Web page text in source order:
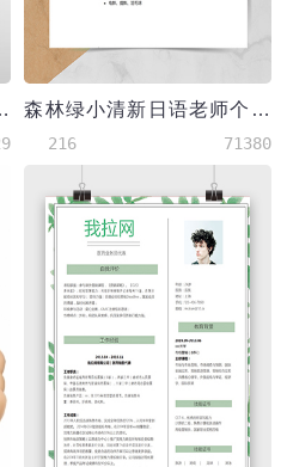
简历模板 森林绿小清新日语老师个人简历模板
216 71380